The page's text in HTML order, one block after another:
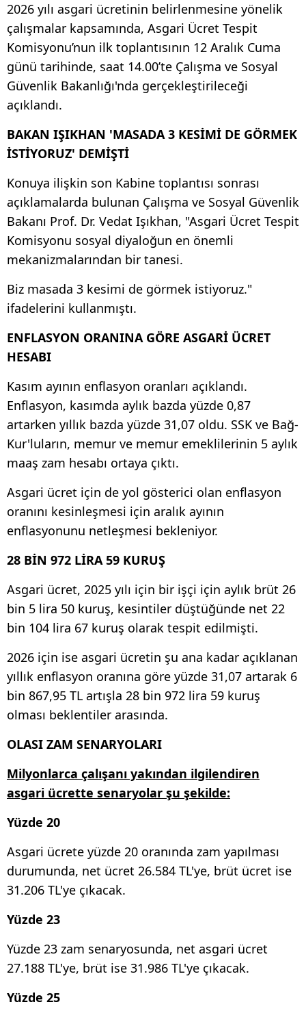
2026 yılı asgari ücretinin belirlenmesine yönelik
çalışmalar kapsamında, Asgari Ücret Tespit
Komisyonu’nun ilk toplantısının 12 Aralık Cuma
günü tarihinde, saat 14.00’te Çalışma ve Sosyal
Güvenlik Bakanlığı'nda gerçekleştirileceği
açıklandı.
BAKAN IŞIKHAN 'MASADA 3 KESİMİ DE GÖRMEK
İSTİYORUZ' DEMİŞTİ
Konuya ilişkin son Kabine toplantısı sonrası
açıklamalarda bulunan Çalışma ve Sosyal Güvenlik
Bakanı Prof. Dr. Vedat Işıkhan, "Asgari Ücret Tespit
Komisyonu sosyal diyaloğun en önemli
mekanizmalarından bir tanesi.
Biz masada 3 kesimi de görmek istiyoruz."
ifadelerini kullanmıştı.
ENFLASYON ORANINA GÖRE ASGARİ ÜCRET
HESABI
Kasım ayının enflasyon oranları açıklandı.
Enflasyon, kasımda aylık bazda yüzde 0,87
artarken yıllık bazda yüzde 31,07 oldu. SSK ve Bağ-
Kur'luların, memur ve memur emeklilerinin 5 aylık
maaş zam hesabı ortaya çıktı.
Asgari ücret için de yol gösterici olan enflasyon
oranını kesinleşmesi için aralık ayının
enflasyonunu netleşmesi bekleniyor.
28 BİN 972 LİRA 59 KURUŞ
Asgari ücret, 2025 yılı için bir işçi için aylık brüt 26
bin 5 lira 50 kuruş, kesintiler düştüğünde net 22
bin 104 lira 67 kuruş olarak tespit edilmişti.
2026 için ise asgari ücretin şu ana kadar açıklanan
yıllık enflasyon oranına göre yüzde 31,07 artarak 6
bin 867,95 TL artışla 28 bin 972 lira 59 kuruş
olması beklentiler arasında.
OLASI ZAM SENARYOLARI
Milyonlarca çalışanı yakından ilgilendiren
asgari ücrette senaryolar şu şekilde:
Yüzde 20
Asgari ücrete yüzde 20 oranında zam yapılması
durumunda, net ücret 26.584 TL'ye, brüt ücret ise
31.206 TL'ye çıkacak.
Yüzde 23
Yüzde 23 zam senaryosunda, net asgari ücret
27.188 TL'ye, brüt ise 31.986 TL'ye çıkacak.
Yüzde 25